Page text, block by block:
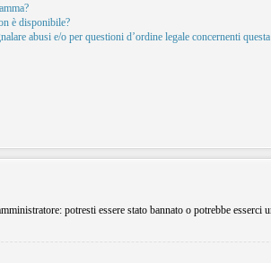
è disponibile?
abusi e/o per questioni d’ordine legale concernenti
potresti essere stato bannato o potrebbe esserci